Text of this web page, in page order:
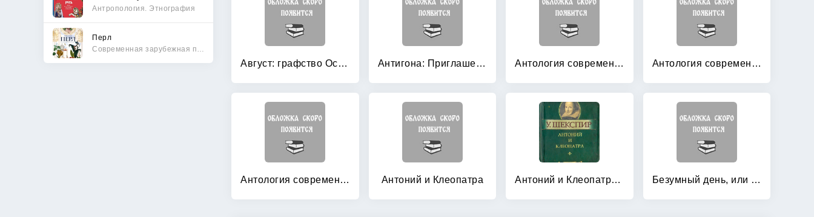
Антропология. Этнография
Перл
Август: графство Осейдж Антигона: Приглашение в замок. Коломба Антология современной британской драматургии Антология современной французской драматургии: Том 2
Антология современной швейцарской драматургии Антоний и Клеопатра Антоний и Клеопатра: Миниатюрное издание Безумный день, или Женитьба Фигаро